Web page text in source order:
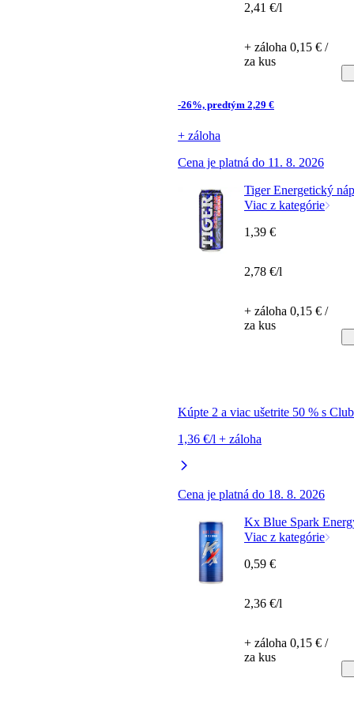
-26%, predtým 2,29 €
+ záloha
Cena je platná do 11. 8. 2026
2,41 €/l
+ záloha 0,15 € /
za kus
Tiger Energetický
Viac z kategórie
Kúpte 2 a viac ušetrite 50 % s
1,36 €/l + záloha
Cena je platná do 18. 8. 2026
1,39 €
2,78 €/l
+ záloha 0,15 € /
za kus
Kx Blue Spark
Viac z kategórie
0,59 €
2,36 €/l
+ záloha 0,15 € /
za kus